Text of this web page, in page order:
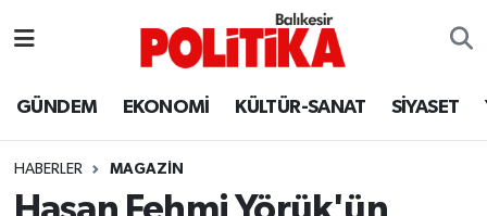
GÜNDEM EKONOMİ KÜLTÜR-SANAT SİYASET
HABERLER MAGAZİN
Ayvalık
Balıkesir Hava Durumu
Balıkesir Namaz Vakitleri